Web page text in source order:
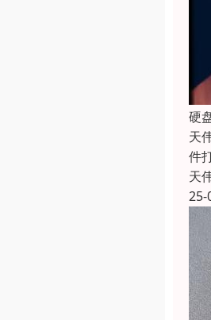
硬
天
件
天
25-